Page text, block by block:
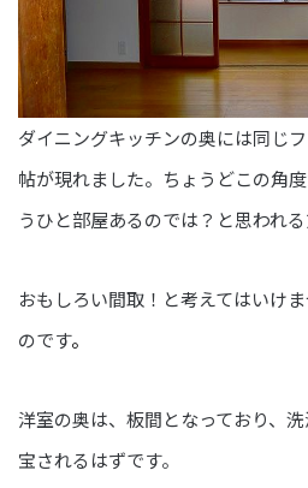
ダイニングキッチンの奥には同じ
帖が現れました。ちょうどこの角
うひと部屋あるのでは？と思われる
おもしろい間取！と考えてはいけ
のです。
洋室の奥は、板間となっており、
宝されるはずです。